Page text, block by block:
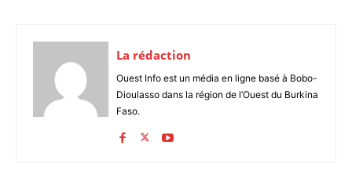
La rédaction
Ouest Info est un média en ligne basé à Bobo-
Dioulasso dans la région de l’Ouest du Burkina
Faso.